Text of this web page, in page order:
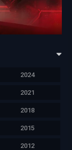
2024
2021
2018
2015
2012